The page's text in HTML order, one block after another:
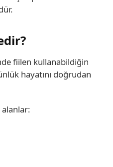
fiilen kullanabildiğin
hayatını doğrudan